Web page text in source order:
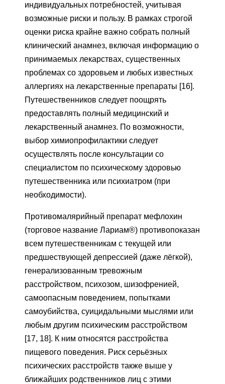
индивидуальных потребностей, учитывая
возможные риски и пользу. В рамках строгой
оценки риска крайне важно собрать полный
клинический анамнез, включая информацию о
принимаемых лекарствах, существенных
проблемах со здоровьем и любых известных
аллергиях на лекарственные препараты [16].
Путешественников следует поощрять
предоставлять полный медицинский и
лекарственный анамнез. По возможности,
выбор химиопрофилактики следует
осуществлять после консультации со
специалистом по психическому здоровью
путешественника или психиатром (при
необходимости).
Противомалярийный препарат мефлохин
(торговое название Лариам®) противопоказан
всем путешественникам с текущей или
предшествующей депрессией (даже лёгкой),
генерализованным тревожным
расстройством, психозом, шизофренией,
самоопасным поведением, попытками
самоубийства, суицидальными мыслями или
любым другим психическим расстройством
[17, 18]. К ним относятся расстройства
пищевого поведения. Риск серьёзных
психических расстройств также выше у
ближайших родственников лиц с этими